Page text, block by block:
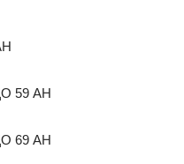
59 AH
69 AH